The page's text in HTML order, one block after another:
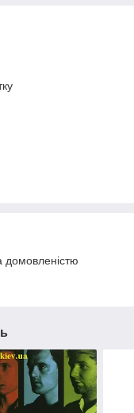
домовленістю